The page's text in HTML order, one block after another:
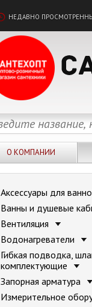
НЕДАВНО
О КОМПАНИИ
Аксессуары для
Ванны и душевые
Вентиляция
Водонагреватели
Гибкая подводка,
комплектующие
Запорная арматура
Измерительное